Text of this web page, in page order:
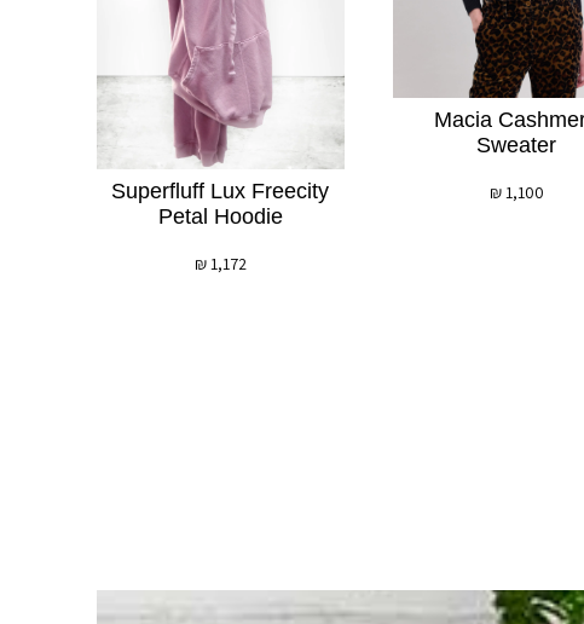
Macia
Sweater
1,100
₪
Superfluff Lux Freecity
Petal Hoodie
1,172
₪